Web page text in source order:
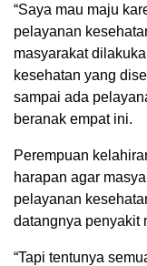
“Saya mau maju
pelayanan
masyarakat
kesehatan yang
sampai ada
beranak empat ini.
Perempuan
harapan agar
pelayanan
datangnya penyakit
“Tapi tentunya